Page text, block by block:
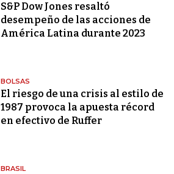
S&P Dow Jones resaltó
desempeño de las acciones de
América Latina durante 2023
BOLSAS
El riesgo de una crisis al estilo de
1987 provoca la apuesta récord
en efectivo de Ruffer
BRASIL